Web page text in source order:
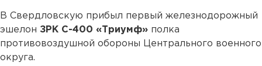
В Свердловскую прибыл первый железнодорожный
эшелон ЗРК С-400 «Триумф» полка
противовоздушной обороны Центрального военного
округа.